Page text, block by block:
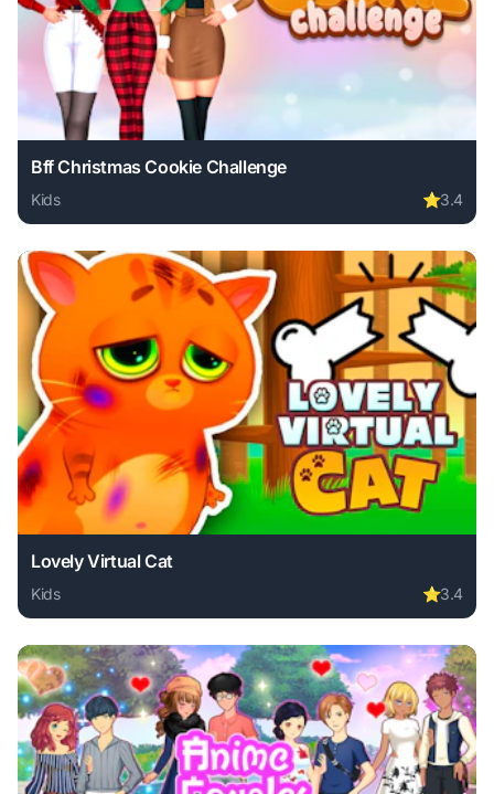
Bff Christmas Cookie Challenge
Kids ⭐3.4
Play Bff Christmas Cookie Challenge online free. kids
Lovely Virtual Cat
Kids ⭐3.4
Play Lovely Virtual Cat online free. kids game, no